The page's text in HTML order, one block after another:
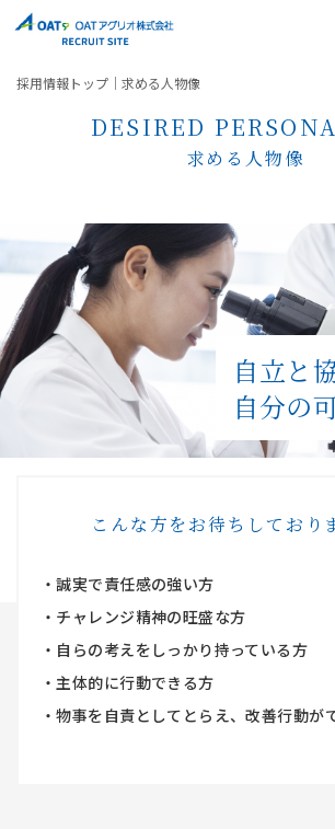
採用情報トップ 求める人物像
DESIRED
求める人物像
自立と
自分の
こんな方をお待ちしており
・誠実で責任感の強い方
・チャレンジ精神の旺盛な方
・自らの考えをしっかり持っている方
・主体的に行動できる方
・物事を自責としてとらえ、改善行動が